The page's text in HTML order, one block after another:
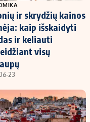
ir skrydžių kainos
kaip išskaidyti
ir keliauti
visų
23